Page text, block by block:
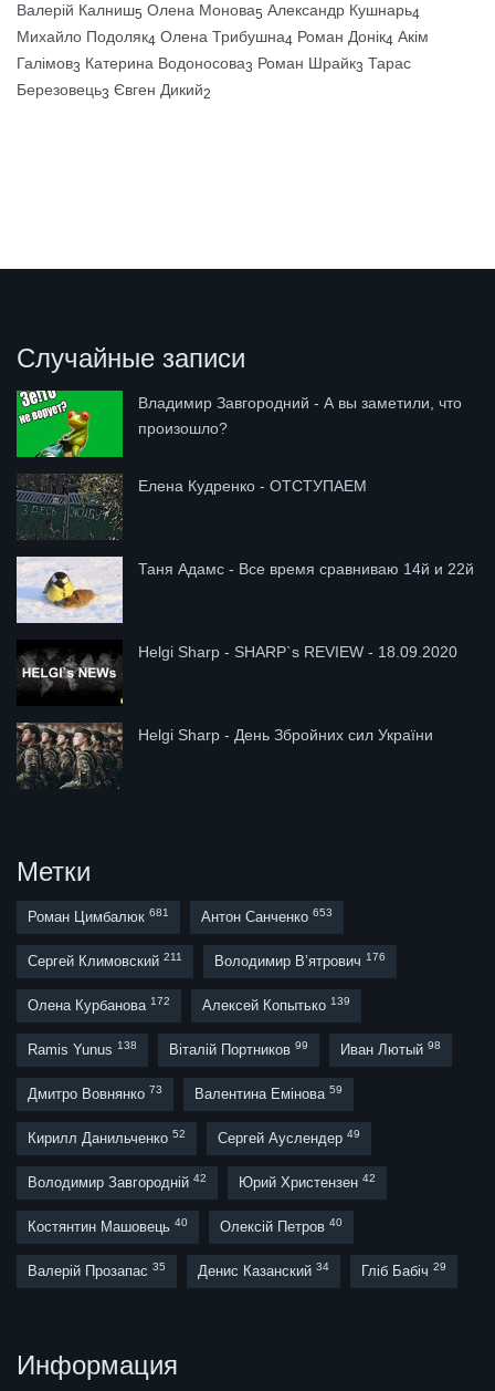
Валерій Калниш5 Олена Монова5 Александр Кушнарь4
Михайло Подоляк4 Олена Трибушна4 Роман Донік4 Акім
Галімов3 Катерина Водоносова3 Роман Шрайк3 Тарас
Березовець3 Євген Дикий2
Случайные записи
Владимир Завгородний - А вы заметили, что
произошло?
Елена Кудренко - ОТСТУПАЕМ
Таня Адамс - Все время сравниваю 14й и 22й
Helgi Sharp - SHARP`s REVIEW - 18.09.2020
Helgi Sharp - День Збройних сил України
Метки
Роман Цимбалюк 681 Антон Санченко 653
Сергей Климовский 211 Володимир В’ятрович 176
Олена Курбанова 172 Алексей Копытько 139
Ramis Yunus 138 Віталій Портников 99 Иван Лютый 98
Дмитро Вовнянко 73 Валентина Емінова 59
Кирилл Данильченко 52 Сергей Ауслендер 49
Володимир Завгородній 42 Юрий Христензен 42
Костянтин Машовець 40 Олексій Петров 40
Валерій Прозапас 35 Денис Казанский 34 Гліб Бабіч 29
Информация